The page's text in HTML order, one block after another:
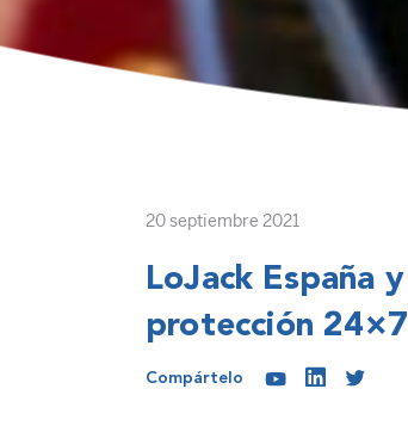
20 septiembre 2021
LoJack España
protección
Compártelo